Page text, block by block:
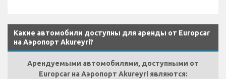
Какие автомобили доступны для аренды от Europcar
на Аэропорт Akureyri?
Арендуемыми автомобилями, доступными от
Europcar на Аэропорт Akureyri являются: